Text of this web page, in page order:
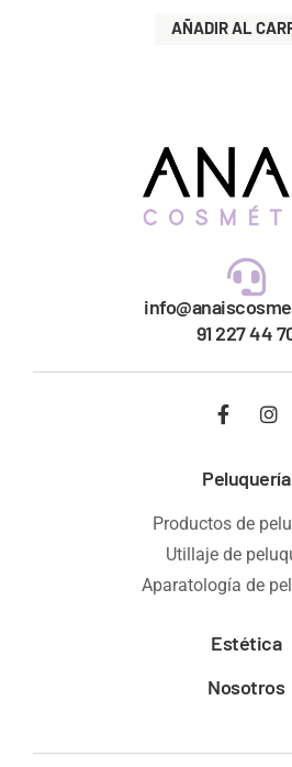
AÑADIR AL
91 227 44
Peluquería
Productos de
Utillaje de
Aparatología de
Estética
Nosotros